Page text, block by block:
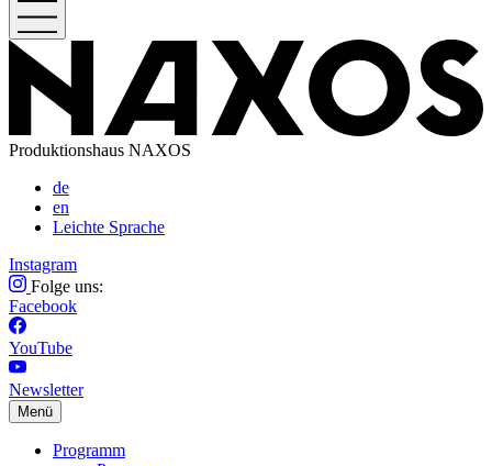
Produktionshaus NAXOS
de
en
Leichte Sprache
Instagram
Folge uns:
Facebook
YouTube
Newsletter
Menü
Programm